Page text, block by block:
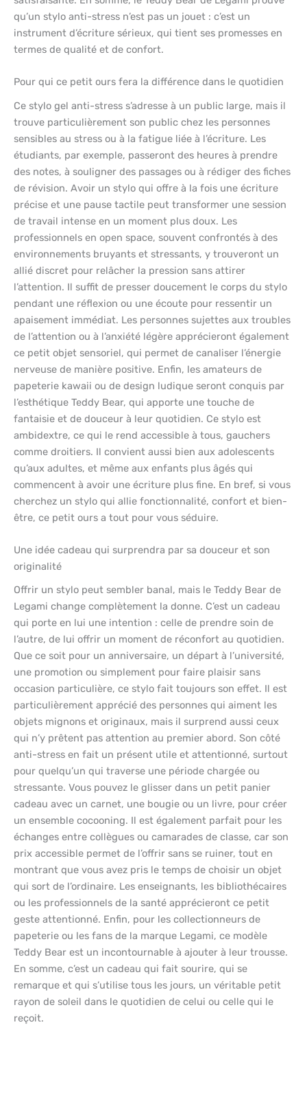
qu’un stylo anti-stress n’est pas un jouet : c’est un
instrument d’écriture sérieux, qui tient ses promesses en
termes de qualité et de confort.
Pour qui ce petit ours fera la différence dans le quotidien
Ce stylo gel anti-stress s’adresse à un public large, mais il
trouve particulièrement son public chez les personnes
sensibles au stress ou à la fatigue liée à l’écriture. Les
étudiants, par exemple, passeront des heures à prendre
des notes, à souligner des passages ou à rédiger des fiches
de révision. Avoir un stylo qui offre à la fois une écriture
précise et une pause tactile peut transformer une session
de travail intense en un moment plus doux. Les
professionnels en open space, souvent confrontés à des
environnements bruyants et stressants, y trouveront un
allié discret pour relâcher la pression sans attirer
l’attention. Il suffit de presser doucement le corps du stylo
pendant une réflexion ou une écoute pour ressentir un
apaisement immédiat. Les personnes sujettes aux troubles
de l’attention ou à l’anxiété légère apprécieront également
ce petit objet sensoriel, qui permet de canaliser l’énergie
nerveuse de manière positive. Enfin, les amateurs de
papeterie kawaii ou de design ludique seront conquis par
l’esthétique Teddy Bear, qui apporte une touche de
fantaisie et de douceur à leur quotidien. Ce stylo est
ambidextre, ce qui le rend accessible à tous, gauchers
comme droitiers. Il convient aussi bien aux adolescents
qu’aux adultes, et même aux enfants plus âgés qui
commencent à avoir une écriture plus fine. En bref, si vous
cherchez un stylo qui allie fonctionnalité, confort et bien-
être, ce petit ours a tout pour vous séduire.
Une idée cadeau qui surprendra par sa douceur et son
originalité
Offrir un stylo peut sembler banal, mais le Teddy Bear de
Legami change complètement la donne. C’est un cadeau
qui porte en lui une intention : celle de prendre soin de
l’autre, de lui offrir un moment de réconfort au quotidien.
Que ce soit pour un anniversaire, un départ à l’université,
une promotion ou simplement pour faire plaisir sans
occasion particulière, ce stylo fait toujours son effet. Il est
particulièrement apprécié des personnes qui aiment les
objets mignons et originaux, mais il surprend aussi ceux
qui n’y prêtent pas attention au premier abord. Son côté
anti-stress en fait un présent utile et attentionné, surtout
pour quelqu’un qui traverse une période chargée ou
stressante. Vous pouvez le glisser dans un petit panier
cadeau avec un carnet, une bougie ou un livre, pour créer
un ensemble cocooning. Il est également parfait pour les
échanges entre collègues ou camarades de classe, car son
prix accessible permet de l’offrir sans se ruiner, tout en
montrant que vous avez pris le temps de choisir un objet
qui sort de l’ordinaire. Les enseignants, les bibliothécaires
ou les professionnels de la santé apprécieront ce petit
geste attentionné. Enfin, pour les collectionneurs de
papeterie ou les fans de la marque Legami, ce modèle
Teddy Bear est un incontournable à ajouter à leur trousse.
En somme, c’est un cadeau qui fait sourire, qui se
remarque et qui s’utilise tous les jours, un véritable petit
rayon de soleil dans le quotidien de celui ou celle qui le
reçoit.